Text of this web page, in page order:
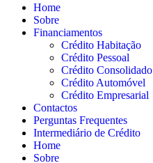
Home
Sobre
Financiamentos
Crédito Habitação
Crédito Pessoal
Crédito Consolidado
Crédito Automóvel
Crédito Empresarial
Contactos
Perguntas Frequentes
Intermediário de Crédito
Home
Sobre